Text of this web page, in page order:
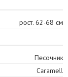
рост. 62-68 см
Песочник
Caramell